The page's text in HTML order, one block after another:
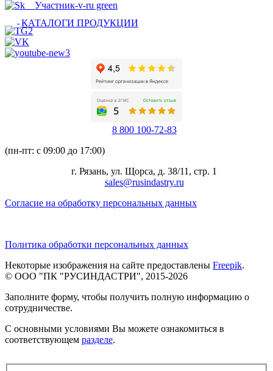
КАТАЛОГИ ПРОДУКЦИИ
8 800 100-72-83
(пн-пт: с 09:00 до 17:00)
г. Рязань, ул. Щорса, д. 38/11, стр. 1
sales@rusindastry.ru
Согласие на обработку персональных данных
Политика обработки персональных данных
Некоторые изображения на сайте предоставлены Freepik.
© ООО "ПК "РУСИНДАСТРИ", 2015-2026
Заполните форму, чтобы получить полную информацию о
сотрудничестве.
С основными условиями Вы можете ознакомиться в
соответствующем разделе.